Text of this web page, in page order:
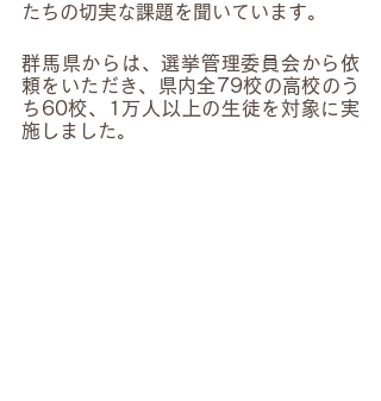
たちの切実な課題を聞いています。
群馬県からは、選挙管理委員会から依
頼をいただき、県内全79校の高校のう
ち60校、1万人以上の生徒を対象に実
施しました。